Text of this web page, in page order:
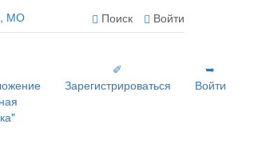
МО
Поиск Войти
✐
Зарегистрироваться
➥
Войти